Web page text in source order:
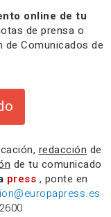
online de tu
de prensa o
Comunicados de
redacción de
de tu comunicado
press , ponte en